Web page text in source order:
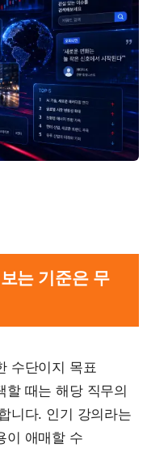
는 기준은 무
수단이지 목표
할 때는 해당 직무의
니다. 인기 강의라는
이 애매할 수